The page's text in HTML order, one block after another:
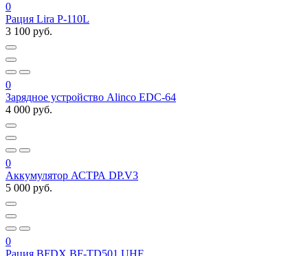
0
Рация Lira P-110L
3 100 руб.
0
Зарядное устройство Alinco EDC-64
4 000 руб.
0
Аккумулятор АСТРА DP.V3
5 000 руб.
0